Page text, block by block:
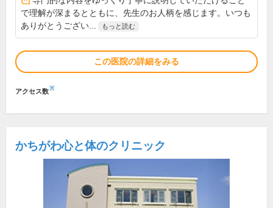
で理解が深まるとともに、先生のお人柄を感じます。いつも
ありがとうござい...
もっと読む
この医院の詳細をみる
アクセス数※
かちがわ心と体のクリニック